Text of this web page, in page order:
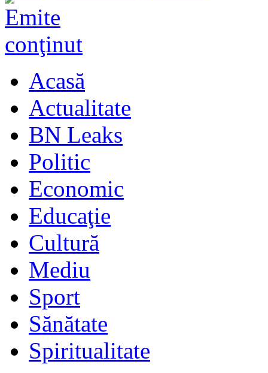
Acasă
Actualitate
BN Leaks
Politic
Economic
Educaţie
Cultură
Mediu
Sport
Sănătate
Spiritualitate